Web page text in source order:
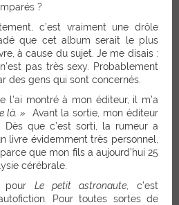
?
c’est vraiment une drôle
que cet album serait le plus
à cause du sujet. Je me disais :
pas très sexy. Probablement
des gens qui sont concernés.
l’ai montré à mon éditeur, il m’a
là. » Avant la sortie, mon éditeur
Dès que c’est sorti, la rumeur a
livre évidemment très personnel,
que mon fils a aujourd’hui 25
cérébrale.
pour Le petit astronaute, c’est
Pour toutes sortes de